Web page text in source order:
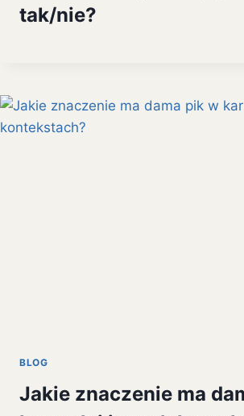
tak/nie?
BLOG
Jakie znaczenie ma